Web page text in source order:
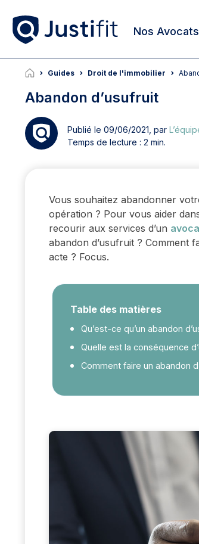
Nos Avocats
Guides Droit de l'immobilier
Abandon d’usufruit
Publié le 09/06/2021, par
Temps de lecture : 2 min.
Vous souhaitez abandonner
opération ? Pour vous aider
recourir aux services d’un
abandon d’usufruit ? Comment
acte ? Focus.
Table des matières
Qu’est-ce qu’un abandon
Quelle est la conséquence
Comment faire un abandon